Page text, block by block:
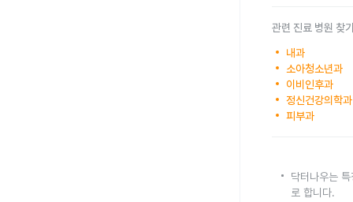
관련 진료 병원 찾
내과
소아청소년과
이비인후과
정신건강의학과
피부과
닥터나우는
로 합니다.